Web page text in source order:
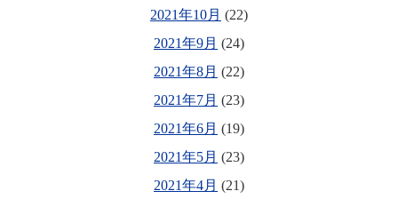
2021年10月 (22)
2021年9月 (24)
2021年8月 (22)
2021年7月 (23)
2021年6月 (19)
2021年5月 (23)
2021年4月 (21)